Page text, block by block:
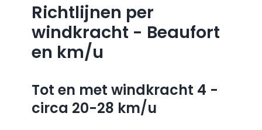
Richtlijnen per
windkracht - Beaufort
en km/u
Tot en met windkracht 4 -
circa 20-28 km/u